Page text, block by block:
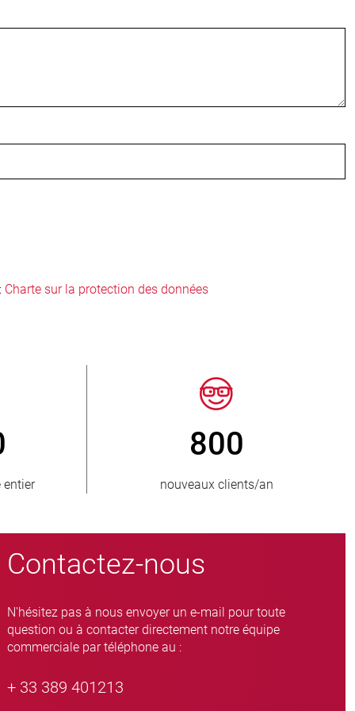
Charte sur la protection des données
> 15 000
variantes de vannes à manchon
Contactez-nous
N'hésitez pas à nous envoyer un e-mail pour toute
question ou à contacter directement notre équipe
commerciale par téléphone au :
+ 33 389 401213